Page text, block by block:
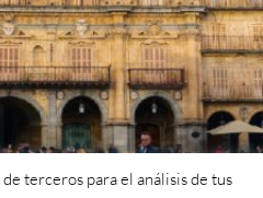
terceros para el análisis de tus